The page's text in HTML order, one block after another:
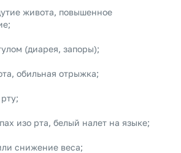
живота, повышенное
(диарея, запоры);
обильная отрыжка;
изо рта, белый налет на языке;
снижение веса;